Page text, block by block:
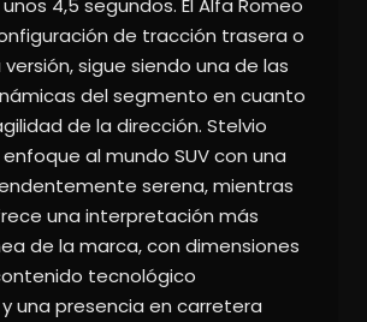
4,5 segundos. El Alfa Romeo
de tracción trasera o
sigue siendo una de las
del segmento en cuanto
de la dirección. Stelvio
al mundo SUV con una
serena, mientras
una interpretación más
de la marca, con dimensiones
tecnológico
una presencia en carretera